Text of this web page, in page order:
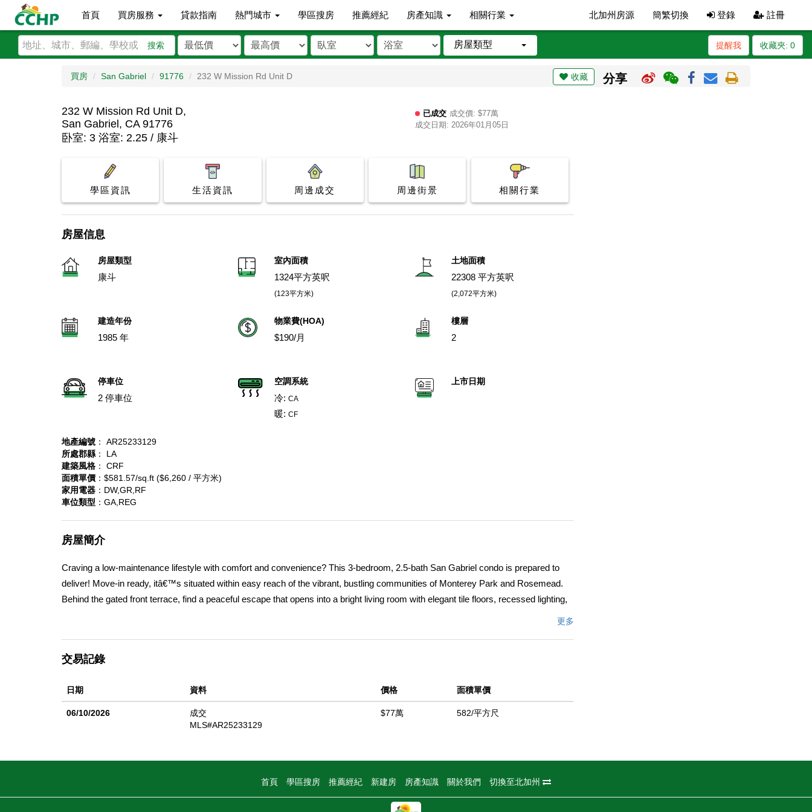
首頁 買房服務 貸款指南 熱門城市 學區搜房 推薦經紀 房產知識 相關行業 北加州房源 簡繁切換 登錄 註冊
搜索 房屋類型 收藏夾: 0
提醒我
買房 San Gabriel 91776 232 W Mission Rd Unit D 收藏 分享
232 W Mission Rd Unit D,
San Gabriel, CA 91776
已成交 成交價: $77萬
成交日期: 2026年01月05日
卧室: 3 浴室: 2.25 / 康斗
學區資訊 生活資訊 周邊成交 周邊街景 相關行業
房屋信息
房屋類型
康斗
室內面積
1324平方英呎
(123平方米)
土地面積
22308 平方英呎
(2,072平方米)
建造年份
1985 年
物業費(HOA)
$190/月
樓層
2
停車位
2 停車位
空調系統
冷:CA
暖:CF
上市日期
地產編號 ： AR25233129
所處郡縣 ： LA
建築風格 ： CRF
面積單價 ：$581.57/sq.ft ($6,260 / 平方米)
家用電器 ：DW,GR,RF
車位類型 ：GA,REG
房屋簡介
Craving a low-maintenance lifestyle with comfort and convenience? This 3-bedroom, 2.5-bath San Gabriel condo is prepared to
deliver! Move-in ready, itâ€™s situated within easy reach of the vibrant, bustling communities of Monterey Park and Rosemead.
Behind the gated front terrace, find a peaceful escape that opens into a bright living room with elegant tile floors, recessed lighting,
with dual sinks and a glass shower stall. The attached 2-car garage includes an EV charger, and a low monthly HOA covers water,
restaurants. With access to I-10 and CSULA, come see how this home connects to everything that lets you experience refinement
with ease!
更多
交易記錄
日期 資料 價格 面積單價
06/10/2026
成交
MLS#AR25233129
$77萬 582/平方尺
首頁 學區搜房 推薦經紀 新建房 房產知識 關於我們 切換至北加州